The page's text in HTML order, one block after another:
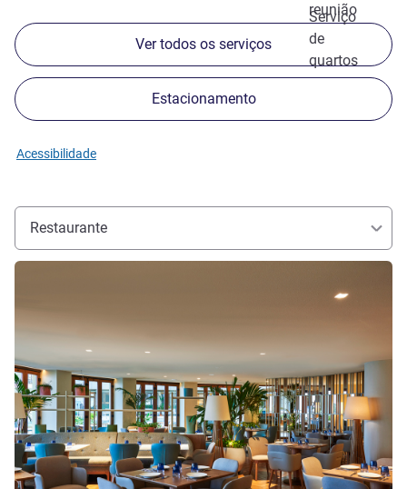
reunião
Serviço
de
quartos
Ver todos os serviços
Estacionamento
Acessibilidade
Restaurante
Ver detalhes